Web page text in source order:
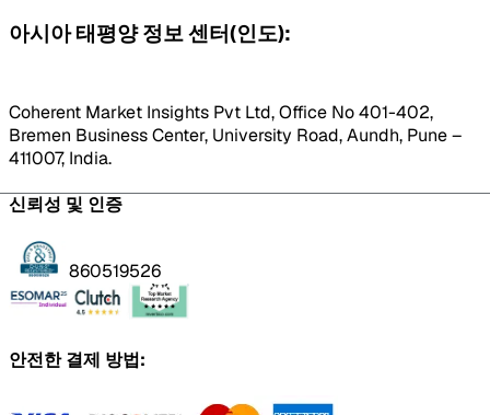
아시아 태평양 정보 센터(인도):
Coherent Market Insights Pvt Ltd, Office No 401-402,
Bremen Business Center, University Road, Aundh, Pune –
411007, India.
신뢰성 및 인증
860519526
안전한 결제 방법: